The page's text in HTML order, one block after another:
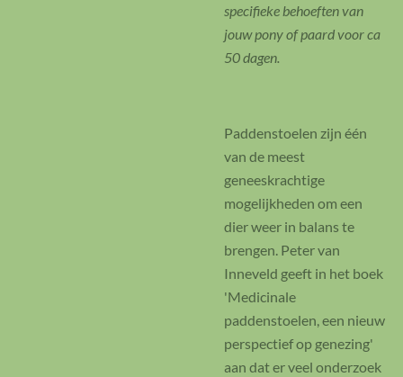
specifieke behoeften van
jouw pony of paard voor ca
50 dagen.
Paddenstoelen zijn één
van de meest
geneeskrachtige
mogelijkheden om een
dier weer in balans te
brengen. Peter van
Inneveld geeft in het boek
'Medicinale
paddenstoelen, een nieuw
perspectief op genezing'
aan dat er veel onderzoek